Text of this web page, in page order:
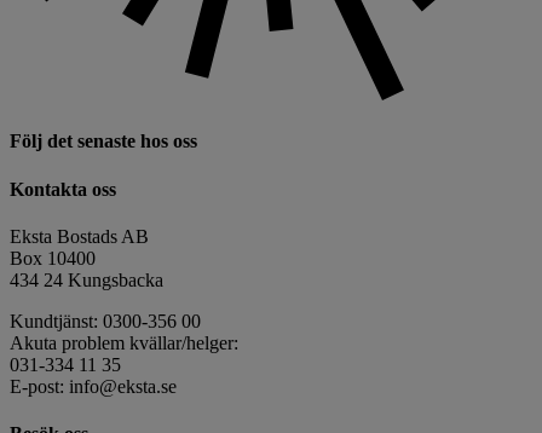
Följ det senaste hos oss
Kontakta oss
Eksta Bostads AB
Box 10400
434 24 Kungsbacka
Kundtjänst: 0300-356 00
Akuta problem kvällar/helger:
031-334 11 35
E-post: info@eksta.se